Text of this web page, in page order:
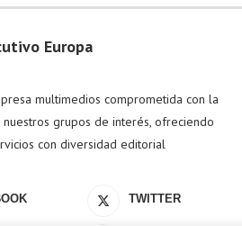
Europa
multimedios comprometida con la
nuestros grupos de interés, ofreciendo
con diversidad editorial
TWITTER